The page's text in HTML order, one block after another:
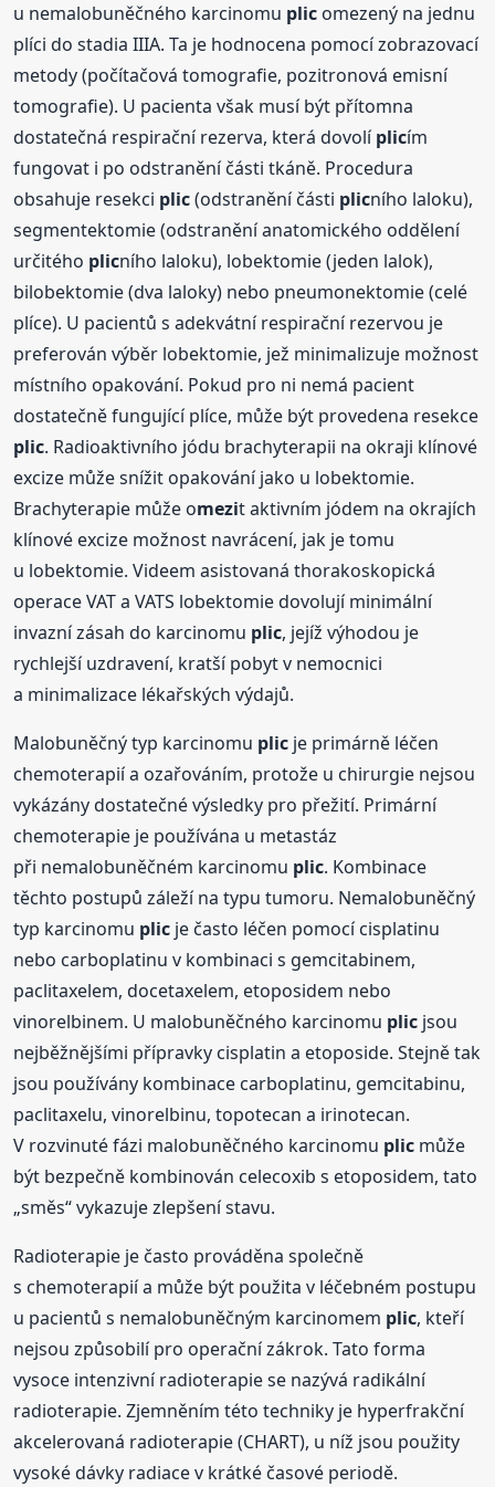
u nemalobuněčného karcinomu plic omezený na jednu
plíci do stadia IIIA. Ta je hodnocena pomocí zobrazovací
metody (počítačová tomografie, pozitronová emisní
tomografie). U pacienta však musí být přítomna
dostatečná respirační rezerva, která dovolíplicím
fungovat i po odstranění části tkáně. Procedura
obsahuje resekci plic(odstranění části plicního laloku),
segmentektomie (odstranění anatomického oddělení
určitého plicního laloku), lobektomie (jeden lalok),
bilobektomie (dva laloky) nebo pneumonektomie (celé
plíce). U pacientů s adekvátní respirační rezervou je
preferován výběr lobektomie, jež minimalizuje možnost
místního opakování. Pokud pro ni nemá pacient
dostatečně fungující plíce, může být provedena resekce
plic. Radioaktivního jódu brachyterapii na okraji klínové
excize může snížit opakování jako u lobektomie.
Brachyterapie může omezit aktivním jódem na okrajích
klínové excize možnost navrácení, jak je tomu
u lobektomie. Videem asistovaná thorakoskopická
operace VAT a VATS lobektomie dovolují minimální
invazní zásah do karcinomu plic, jejíž výhodou je
rychlejší uzdravení, kratší pobyt v nemocnici
a minimalizace lékařských výdajů.
Malobuněčný typ karcinomu plic je primárně léčen
chemoterapií a ozařováním, protože u chirurgie nejsou
vykázány dostatečné výsledky pro přežití. Primární
chemoterapie je používána u metastáz
při nemalobuněčném karcinomu plic. Kombinace
těchto postupů záleží na typu tumoru. Nemalobuněčný
typ karcinomu plic je často léčen pomocí cisplatinu
nebo carboplatinu v kombinaci s gemcitabinem,
paclitaxelem, docetaxelem, etoposidem nebo
vinorelbinem. U malobuněčného karcinomu plic jsou
nejběžnějšími přípravky cisplatin a etoposide. Stejně tak
jsou používány kombinace carboplatinu, gemcitabinu,
paclitaxelu, vinorelbinu, topotecan a irinotecan.
V rozvinuté fázi malobuněčného karcinomu plic může
být bezpečně kombinován celecoxib s etoposidem, tato
„směs“ vykazuje zlepšení stavu.
Radioterapie je často prováděna společně
s chemoterapií a může být použita v léčebném postupu
u pacientů s nemalobuněčným karcinomem plic, kteří
nejsou způsobilí pro operační zákrok. Tato forma
vysoce intenzivní radioterapie se nazývá radikální
radioterapie. Zjemněním této techniky je hyperfrakční
akcelerovaná radioterapie (CHART), u níž jsou použity
vysoké dávky radiace v krátké časové periodě.